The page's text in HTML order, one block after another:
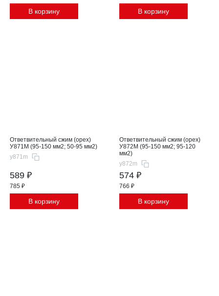
В корзину В корзину
Ответвительный сжим (орех)
У871М (95-150 мм2; 50-95 мм2)
y871m
589 ₽
785 ₽
В корзину
Ответвительный сжим (орех)
У872М (95-150 мм2; 95-120
мм2)
y872m
574 ₽
766 ₽
В корзину